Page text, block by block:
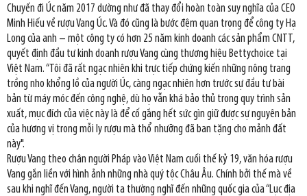
Chuyến đi Úc năm 2017 dường như đã thay đổi hoàn toàn suy nghĩa của CEO
Minh Hiếu về rượu Vang Úc. Và đó cũng là bước đệm quan trọng để công ty Hạ
Long của anh – một công ty có hơn 25 năm kinh doanh các sản phẩm CNTT,
quyết định đầu tư kinh doanh rượu Vang cùng thương hiệu Bettychoice tại
Việt Nam. “Tôi đã rất ngạc nhiên khi trực tiếp chứng kiến những nông trang
trồng nho khổng lồ của người Úc, càng ngạc nhiên hơn trước sự đầu tư bài
bản từ máy móc đến công nghệ, dù họ vẫn khá bảo thủ trong quy trình sản
xuất, mục đích của việc này là để cố gắng hết sức gìn giữ được sự nguyên bản
của hương vị trong mỗi ly rượu mà thổ nhưỡng đã ban tặng cho mảnh đất
này".
Rượu Vang theo chân người Pháp vào Việt Nam cuối thế kỷ 19, văn hóa rượu
Vang gắn liền với hình ảnh những nhà quý tộc Châu Âu. Chính bởi thế mà về
sau khi nghĩ đến Vang, người ta thường nghĩ đến những quốc gia của “Lục địa